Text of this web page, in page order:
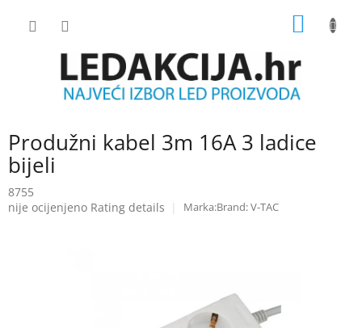
Produžni kabel 3m 16A 3 ladice
bijeli
8755
The
nije ocijenjeno Rating details Brand:V-TAC